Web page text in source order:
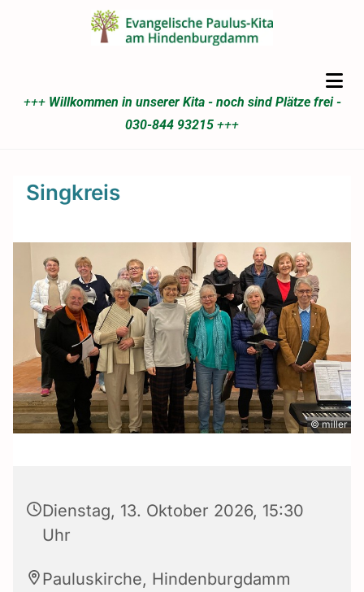
+++ Willkommen in unserer Kita - noch sind Plätze frei -
030-844 93215 +++
Singkreis
© miller
Dienstag, 13. Oktober 2026, 15:30
Uhr
Pauluskirche, Hindenburgdamm